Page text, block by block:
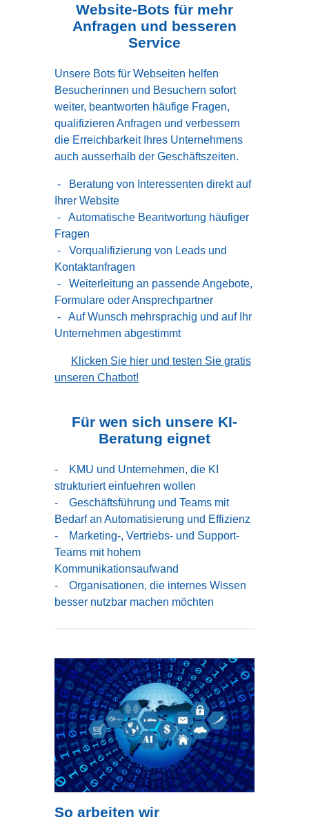
Website-Bots für mehr
Anfragen und besseren
Service
Unsere Bots für Webseiten helfen
Besucherinnen und Besuchern sofort
weiter, beantworten häufige Fragen,
qualifizieren Anfragen und verbessern
die Erreichbarkeit Ihres Unternehmens
auch ausserhalb der Geschäftszeiten.
- Beratung von Interessenten direkt auf
Ihrer Website
- Automatische Beantwortung häufiger
Fragen
- Vorqualifizierung von Leads und
Kontaktanfragen
- Weiterleitung an passende Angebote,
Formulare oder Ansprechpartner
- Auf Wunsch mehrsprachig und auf Ihr
Unternehmen abgestimmt
Klicken Sie hier und testen Sie gratis
unseren Chatbot!
Für wen sich unsere KI-
Beratung eignet
- KMU und Unternehmen, die KI
strukturiert einfuehren wollen
- Geschäftsführung und Teams mit
Bedarf an Automatisierung und Effizienz
- Marketing-, Vertriebs- und Support-
Teams mit hohem
Kommunikationsaufwand
- Organisationen, die internes Wissen
besser nutzbar machen möchten
So arbeiten wir